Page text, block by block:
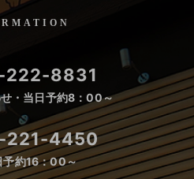
8831
・当日予約8：00～
221-4450
予約16：00～